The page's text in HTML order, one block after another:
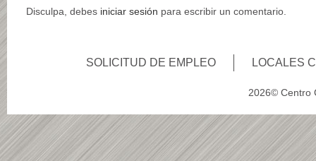
Disculpa, debes iniciar sesión para escribir un comentario.
SOLICITUD DE EMPLEO LOCALES
2026© Centro